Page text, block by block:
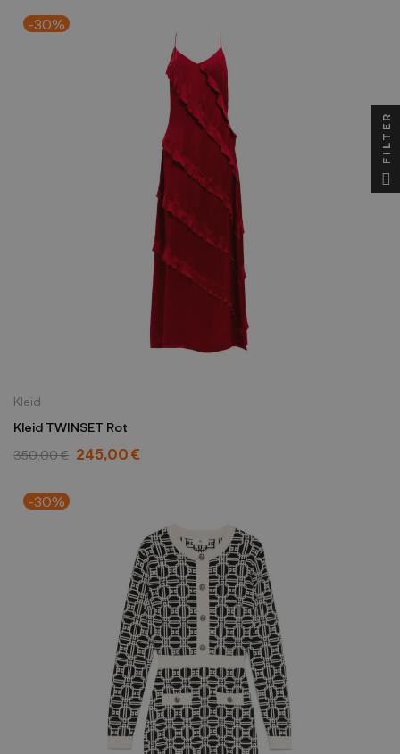
-30%
Kleid
Kleid TWINSET Rot
350,00 € 245,00 €
-30%
FILTER